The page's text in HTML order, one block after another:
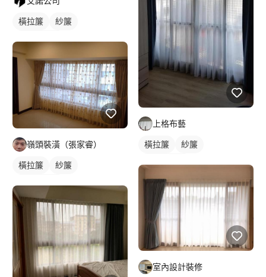
橫拉簾
紗簾
嶺頭裝潢（張家睿）
橫拉簾
紗簾
上格布藝
橫拉簾
紗簾
室內設計裝修